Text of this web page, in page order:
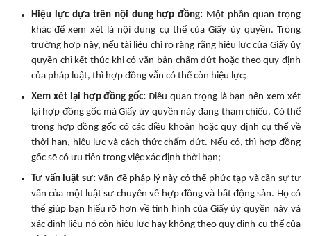
Hiệu lực dựa trên nội dung hợp đồng: Một phần quan trọng
khác để xem xét là nội dung cụ thể của Giấy ủy quyền. Trong
trường hợp này, nếu tài liệu chỉ rõ ràng rằng hiệu lực của Giấy ủy
quyền chỉ kết thúc khi có văn bản chấm dứt hoặc theo quy định
của pháp luật, thì hợp đồng vẫn có thể còn hiệu lực;
Xem xét lại hợp đồng gốc: Điều quan trọng là bạn nên xem xét
lại hợp đồng gốc mà Giấy ủy quyền này đang tham chiếu. Có thể
trong hợp đồng gốc có các điều khoản hoặc quy định cụ thể về
thời hạn, hiệu lực và cách thức chấm dứt. Nếu có, thì hợp đồng
gốc sẽ có ưu tiên trong việc xác định thời hạn;
Tư vấn luật sư: Vấn đề pháp lý này có thể phức tạp và cần sự tư
vấn của một luật sư chuyên về hợp đồng và bất động sản. Họ có
thể giúp bạn hiểu rõ hơn về tình hình của Giấy ủy quyền này và
xác định liệu nó còn hiệu lực hay không theo quy định cụ thể của